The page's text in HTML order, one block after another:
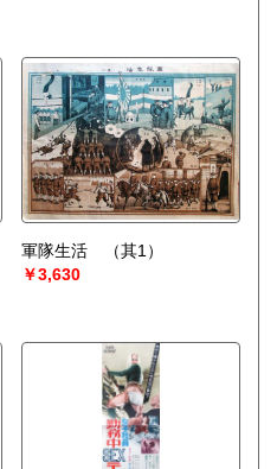
軍隊生活 （其1）
￥3,630